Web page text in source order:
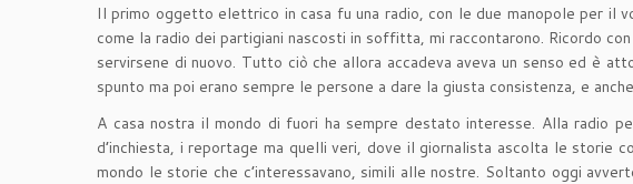
Il primo oggetto elettrico in casa fu una radio, con le due manopole per il
come la radio dei partigiani nascosti in soffitta, mi raccontarono. Ricordo
servirsene di nuovo. Tutto ciò che allora accadeva aveva un senso ed è
spunto ma poi erano sempre le persone a dare la giusta consistenza, e
A casa nostra il mondo di fuori ha sempre destato interesse. Alla radio
d’inchiesta, i reportage ma quelli veri, dove il giornalista ascolta le storie
mondo le storie che c’interessavano, simili alle nostre. Soltanto oggi